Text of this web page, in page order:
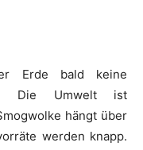
Erde bald keine
Die Umwelt ist
hängt über
werden knapp.